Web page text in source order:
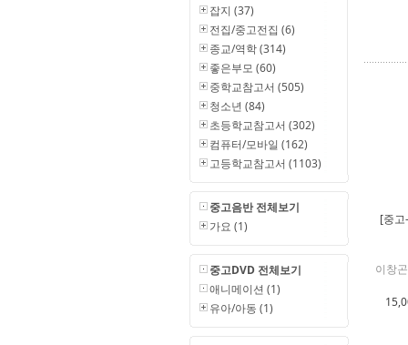
잡지 (37)
전집/중고전집 (6)
종교/역학 (314)
좋은부모 (60)
중학교참고서 (505)
청소년 (84)
초등학교참고서 (302)
컴퓨터/모바일 (162)
고등학교참고서 (1103)
중고음반 전체보기
가요 (1)
중고DVD 전체보기
애니메이션 (1)
유아/아동 (1)
[중
이창